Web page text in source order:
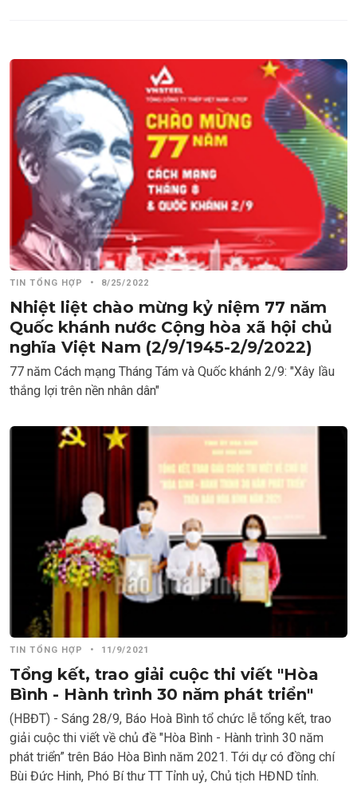
TIN TỔNG HỢP • 8/25/2022
Nhiệt liệt chào mừng kỷ niệm 77 năm
Quốc khánh nước Cộng hòa xã hội chủ
nghĩa Việt Nam (2/9/1945-2/9/2022)
77 năm Cách mạng Tháng Tám và Quốc khánh 2/9: "Xây lầu
thắng lợi trên nền nhân dân"
TIN TỔNG HỢP • 11/9/2021
Tổng kết, trao giải cuộc thi viết "Hòa
Bình - Hành trình 30 năm phát triển"
(HBĐT) - Sáng 28/9, Báo Hoà Bình tổ chức lễ tổng kết, trao
giải cuộc thi viết về chủ đề "Hòa Bình - Hành trình 30 năm
phát triển” trên Báo Hòa Bình năm 2021. Tới dự có đồng chí
Bùi Đức Hinh, Phó Bí thư TT Tỉnh uỷ, Chủ tịch HĐND tỉnh.